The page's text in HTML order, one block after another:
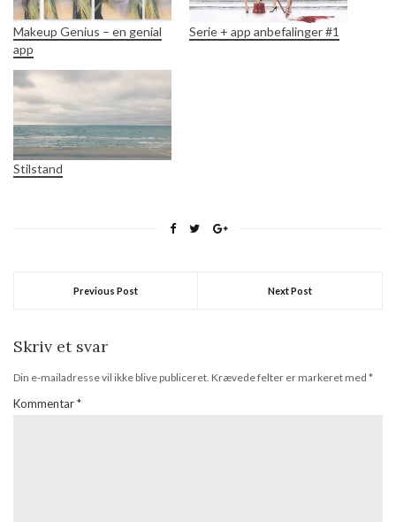
Makeup Genius – en genial
app
Serie + app anbefalinger #1
Stilstand
Previous Post Next Post
Skriv et svar
Din e-mailadresse vil ikke blive publiceret. Krævede felter er markeret med *
Kommentar*